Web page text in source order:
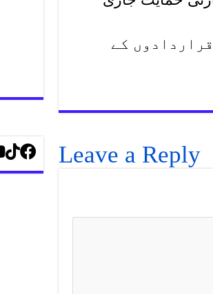
کے
Leave a Reply